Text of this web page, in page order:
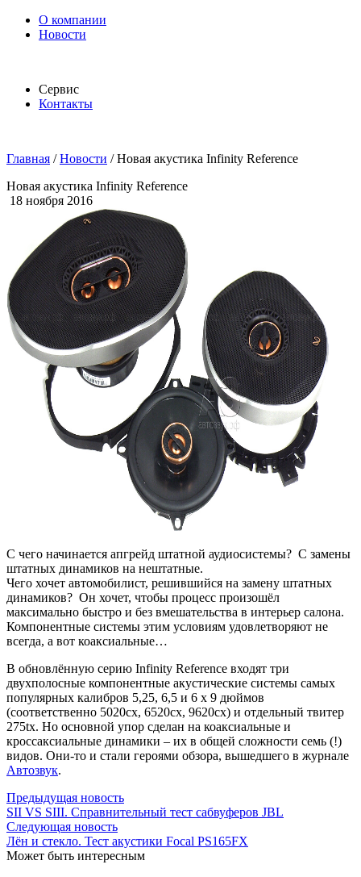
О компании
Новости
Сервис
Контакты
Главная /Новости /Новая акустика Infinity Reference
Новая акустика Infinity Reference
18 ноября 2016
С чего начинается апгрейд штатной аудиосистемы? C замены
штатных динамиков на нештатные.
Чего хочет автомобилист, решившийся на замену штатных
динамиков? Он хочет, чтобы процесс произошёл
максимально быстро и без вмешательства в интерьер салона.
Компонентные системы этим условиям удовлетворяют не
всегда, а вот коаксиальные…
В обновлённую серию Infinity Reference входят три
двухполосные компонентные акустические системы самых
популярных калибров 5,25, 6,5 и 6 х 9 дюймов
(соответственно 5020cx, 6520cx, 9620cx) и отдельный твитер
275tx. Но основной упор сделан на коаксиальные и
кроссаксиальные динамики – их в общей сложности семь (!)
видов. Они-то и стали героями обзора, вышедшего в журнале
Автозвук.
Предыдущая новость
SII VS SIII. Справнительный тест сабвуферов JBL
Следующая новость
Лён и стекло. Тест акустики Focal PS165FX
Может быть интересным